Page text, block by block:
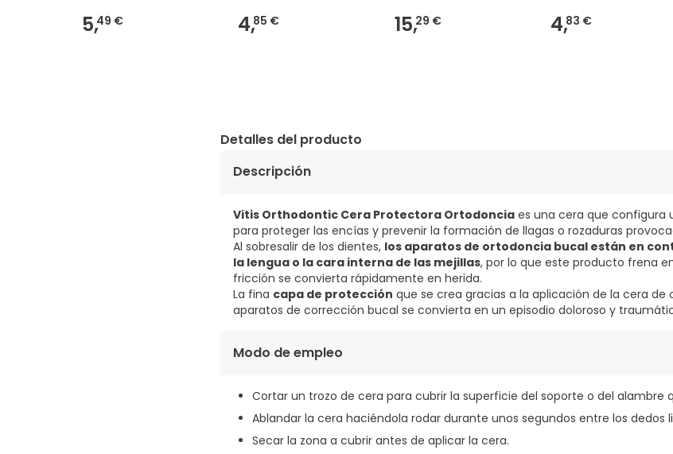
5,49 € 4,85 € 15,29 € 4,83 €
Detalles del producto
Descripción
Vitis Orthodontic Cera Protectora Ortodoncia es una cera que configura
para proteger las encías y prevenir la formación de llagas o rozaduras
Al sobresalir de los dientes, los aparatos de ortodoncia bucal están en
la lengua o la cara interna de las mejillas, por lo que este producto frena
fricción se convierta rápidamente en herida.
La fina capa de protección que se crea gracias a la aplicación de la cera
aparatos de corrección bucal se convierta en un episodio doloroso y
Modo de empleo
Cortar un trozo de cera para cubrir la superficie del soporte o del alambre
Ablandar la cera haciéndola rodar durante unos segundos entre los dedos
Secar la zona a cubrir antes de aplicar la cera.